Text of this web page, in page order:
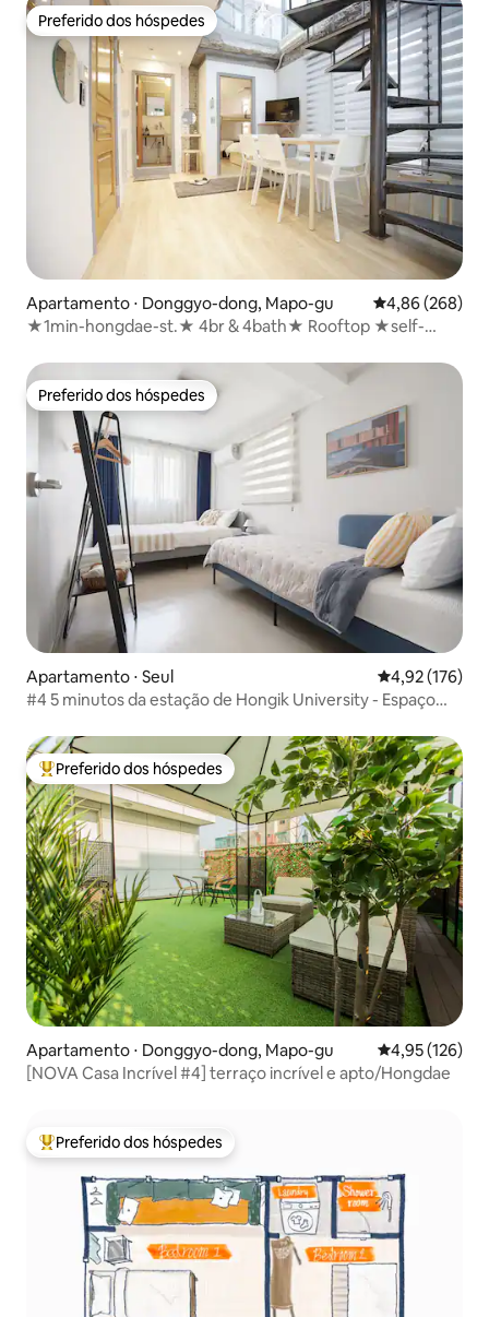
Preferido dos hóspedes
Preferido dos hóspedes
Apartamento ⋅ Donggyo-dong, Mapo-gu 4,86 de uma
4,86 (268)
★1min-hongdae-st.★ 4br & 4bath★ Rooftop ★self-
Preferido dos hóspedes
Preferido dos hóspedes
Apartamento ⋅ Seul 4,92 de uma
4,92 (176)
#4 5 minutos da estação de Hongik University - Espaço
disponível! Cama queen size, cama de solteiro
Entre os melhores preferidos dos hóspedes
Preferido dos hóspedes
Apartamento ⋅ Donggyo-dong, Mapo-gu 4,95 de uma
4,95 (126)
[NOVA Casa Incrível #4] terraço incrível e apto/Hongdae
Entre os melhores preferidos dos hóspedes
Preferido dos hóspedes